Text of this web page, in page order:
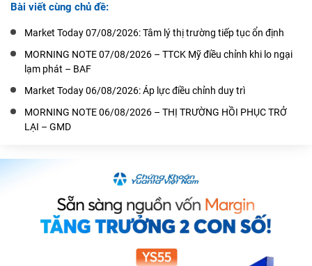
Bài viết cùng chủ đề:
Market Today 07/08/2026: Tâm lý thị trường tiếp tục ổn định
MORNING NOTE 07/08/2026 – TTCK Mỹ điều chỉnh khi lo ngại
lạm phát – BAF
Market Today 06/08/2026: Áp lực điều chỉnh duy trì
MORNING NOTE 06/08/2026 – THỊ TRƯỜNG HỒI PHỤC TRỞ
LẠI – GMD